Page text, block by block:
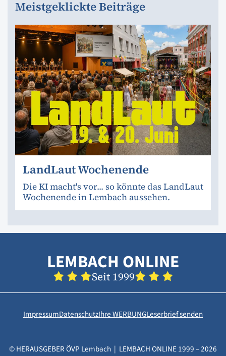
Meistgeklickte Beiträge
LandLaut Wochenende
Die KI macht's vor... so könnte das LandLaut
Wochenende in Lembach aussehen.
LEMBACH ONLINE
Seit 1999
ImpressumDatenschutzIhre WERBUNGLeserbrief senden
© HERAUSGEBER ÖVP Lembach | LEMBACH ONLINE 1999 – 2026